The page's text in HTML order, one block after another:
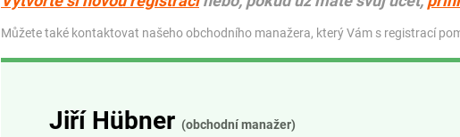
Můžete také kontaktovat našeho obchodního manažera, který Vám s registrací
Jiří Hübner (obchodní manažer)